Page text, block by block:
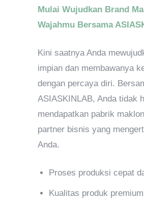
Mulai Wujudkan Brand
Wajahmu Bersama
Kini saatnya Anda
impian dan membawanya
dengan percaya diri.
ASIASKINLAB, Anda tidak
mendapatkan pabrik
partner bisnis yang
Anda.
Proses produksi cepat
Kualitas produk